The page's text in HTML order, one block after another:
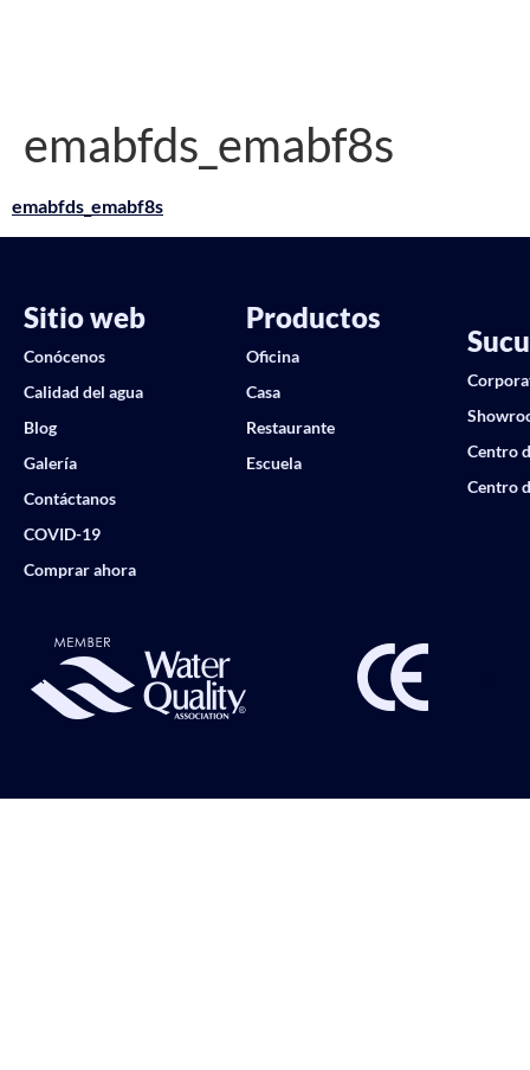
emabfds_emabf8s
emabfds_emabf8s
Sitio web
Conócenos
Calidad del agua
Blog
Galería
Contáctanos
COVID-19
Comprar ahora
Productos
Oficina
Casa
Restaurante
Escuela
Centro
Centro